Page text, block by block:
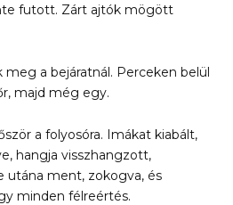
futott. Zárt ajtók mögött
a bejáratnál. Perceken belül
majd még egy.
a folyosóra. Imákat kiabált,
hangja visszhangzott,
utána ment, zokogva, és
minden félreértés.